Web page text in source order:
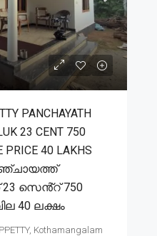
PANCHAYATH
23 CENT 750
PRICE 40 LAKHS
പഞ്ചായത്ത്
സെൻ്റ് 750
40 ലക്ഷം
Kothamangalam